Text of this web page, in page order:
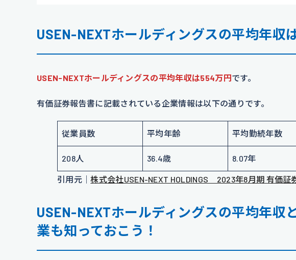
USEN-NEXTホールディングスの平均年収
USEN-NEXTホールディングスの平均年収は554万円です。
有価証券報告書に記載されている企業情報は以下の通りです。
従業員数 平均年齢 平均勤続年数
208人 36.4歳 8.07年
引用元｜株式会社USEN-NEXT HOLDINGS 2023年8月期 有価証
USEN-NEXTホールディングスの平均年収
業も知っておこう！